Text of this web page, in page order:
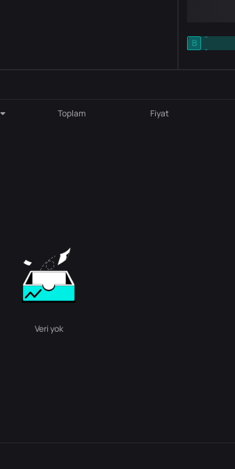
B
-
-
Toplam Fiyat
Veri yok